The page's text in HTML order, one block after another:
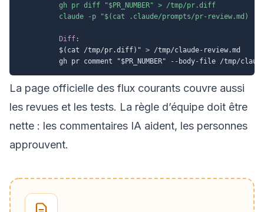
          gh pr diff "$PR_NUMBER" > /tmp/pr.diff
          claude -p "$(cat .claude/prompts/pr-review.md)
Diff:
          $(cat /tmp/pr.diff)"
> /tmp/claude- review.md
          gh pr comment "$PR_NUMBER"
- - body-file /tmp/
La page officielle des flux courants couvre aussi
les revues et les tests. La règle d’équipe doit être
nette : les commentaires IA aident, les personnes
approuvent.